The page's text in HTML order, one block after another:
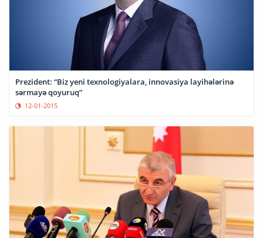
Prezident: “Biz yeni texnologiyalara, innovasiya layihələrinə
sərmayə qoyuruq”
12-01-2015